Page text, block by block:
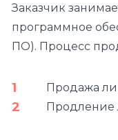
Заказчик
программное
ПО). Процесс
Продажа